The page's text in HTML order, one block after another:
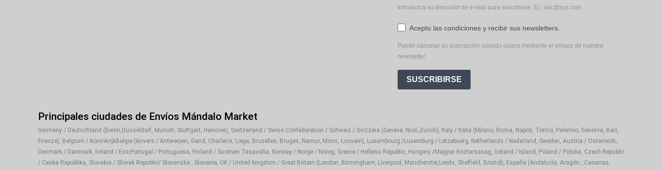
Introduzca su dirección de e-mail para suscribirse. Ej.: abc@xyz.com
Acepto las condiciones y recibir sus newsletters.
Puede cancelar su suscripción cuando quiera mediante el enlace de nuestra
newsletter.
SUSCRIBIRSE
Principales ciudades de Envíos Mándalo Market
Germany / Deutschland (Berlin,Dusseldorf, Munich, Stuttgart, Hanover), Switzerland / Swiss Confederation / Schweiz / Svizzera (Geneve, Nion,Zurich), Italy / Italia (Milano, Roma, Napoli, Torino, Palermo, Genorva, Bari,
Firenze), Belgium / KoninkrijkBelgie (Anvers / Antwerpen, Gand, Charleroi, Liege, Bruxelles, Bruges, Namur, Mons, Louvain), Luxembourg /Luxemburg / Letzebuerg, Netherlands / Nederland, Sweden, Austria / Osterreich,
Denmark / Danmark, Ireland / Eire,Portugal / Portuguesa, Finland / Suomen Tasavalta, Norway / Norge / Noreg, Greece / Hellenic Republic, Hungary /Magyar Koztarsasag, Iceland / Island, Poland / Polska, Czech Republic
/ Ceska Republika, Slovakia / Slovak Republic/ Slovenska , Slovenia, UK / United Kingdom / Great Britain (London, Birmingham, Liverpool, Mancherster,Leeds, Sheffield, Bristol), España (Andalucía, Aragón , Canarias,